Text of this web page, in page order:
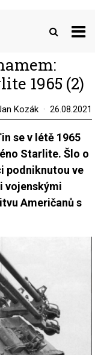
1965 (2)
Kozák 26.08.2021
se v létě 1965
Starlite. Šlo o
podniknutou ve
vojenskými
Američanů s